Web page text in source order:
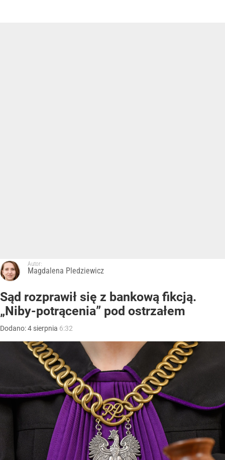
Autor:
Magdalena Pledziewicz
Sąd rozprawił się z bankową fikcją.
„Niby-potrącenia” pod ostrzałem
Dodano:4 sierpnia 6:32